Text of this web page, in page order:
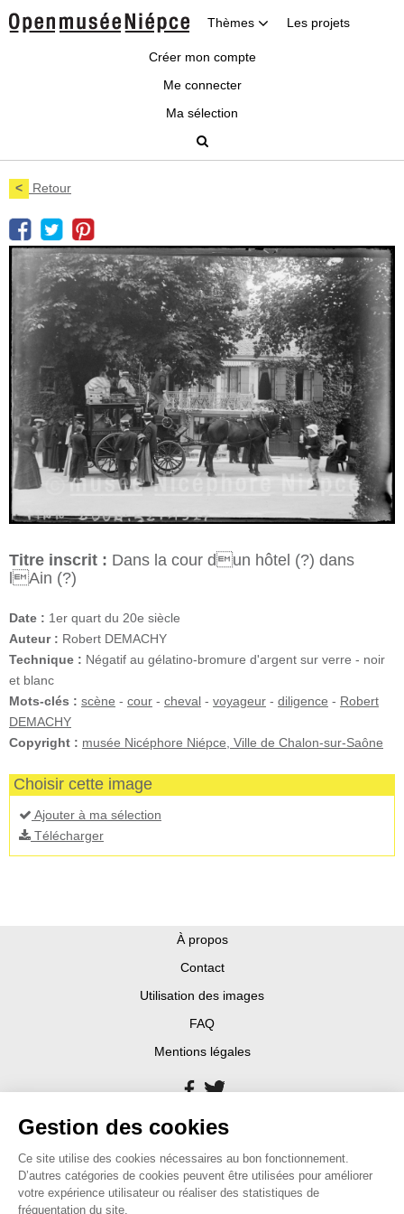
Thèmes Les projets
Créer mon compte
Me connecter
Ma sélection
< Retour
Titre inscrit : Dans la cour dun hôtel (?) dans
lAin (?)
Date : 1er quart du 20e siècle
Auteur : Robert DEMACHY
Technique : Négatif au gélatino-bromure d'argent sur verre - noir
et blanc
Mots-clés : scène - cour - cheval - voyageur - diligence - Robert
DEMACHY
Copyright : musée Nicéphore Niépce, Ville de Chalon-sur-Saône
Choisir cette image
Ajouter à ma sélection
Télécharger
À propos
Contact
Utilisation des images
FAQ
Mentions légales
Gestion des cookies
Ce site utilise des cookies nécessaires au bon fonctionnement.
D’autres catégories de cookies peuvent être utilisées pour améliorer
votre expérience utilisateur ou réaliser des statistiques de
fréquentation du site.